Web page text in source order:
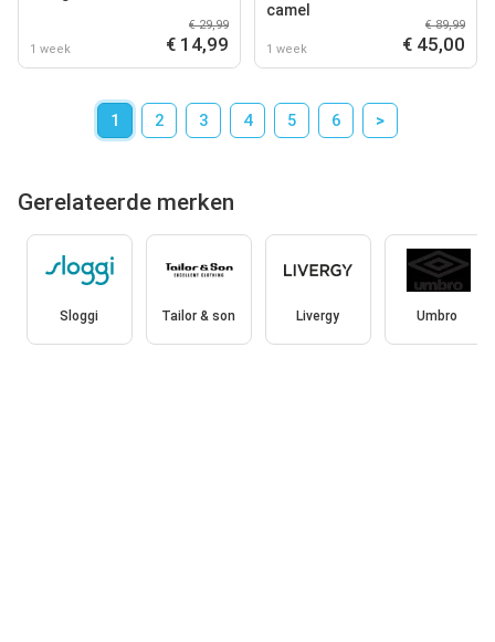
1 week
€ 29,99
€ 14,99
camel
1 week
€ 89,99
€ 45,00
1 2 3 4 5 6 >
Gerelateerde merken
Sloggi Tailor & son Livergy Umbro